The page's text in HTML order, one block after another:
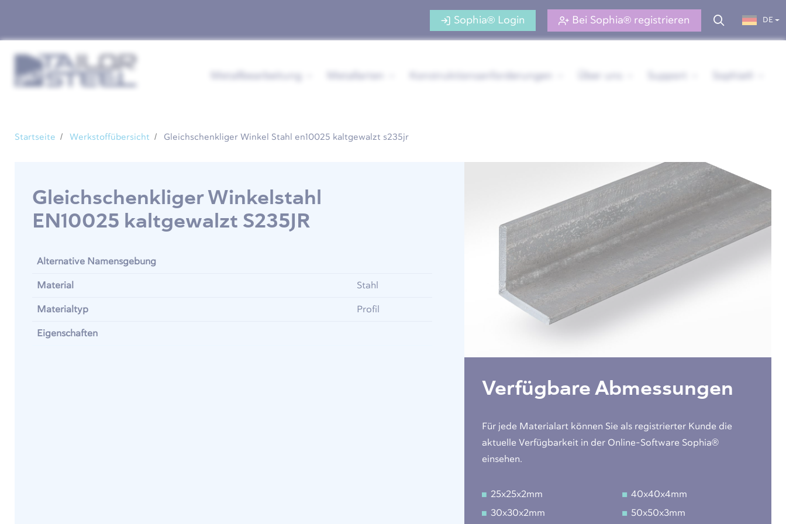
Sophia® Login Bei Sophia® registrieren DE
Startseite Werkstoffübersicht Gleichschenkliger Winkel Stahl en10025 kaltgewalzt s235jr
Gleichschenkliger Winkelstahl
EN10025 kaltgewalzt S235JR
Alternative Namensgebung
Material Stahl
Materialtyp Profil
Eigenschaften
Verfügbare Abmessungen
Für jede Materialart können Sie als registrierter Kunde die
aktuelle Verfügbarkeit in der Online-Software Sophia®
einsehen.
25x25x2mm
30x30x2mm
40x40x4mm
50x50x3mm